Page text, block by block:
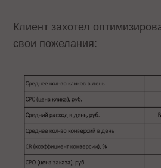
Клиент захотел
свои пожелания: